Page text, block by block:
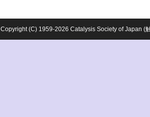
Copyright (C) 1959-2026 Catalysis Society of Japan (